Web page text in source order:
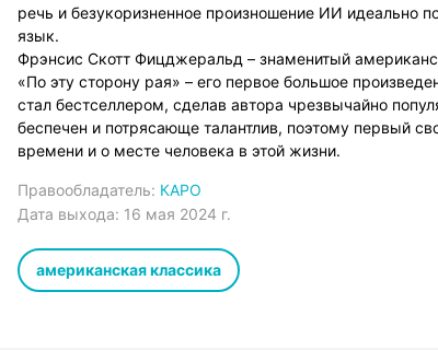
речь и безукоризненное произношение ИИ идеально
язык.
Фрэнсис Скотт Фицджеральд – знаменитый
«По эту сторону рая» – его первое большое
стал бестселлером, сделав автора чрезвычайно
беспечен и потрясающе талантлив, поэтому первый
времени и о месте человека в этой жизни.
Правообладатель: КАРО
Дата выхода: 16 мая 2024 г.
американская классика